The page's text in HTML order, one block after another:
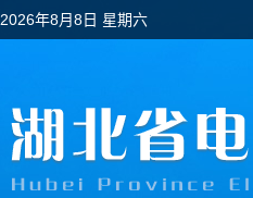
2026年8月8日 星期六